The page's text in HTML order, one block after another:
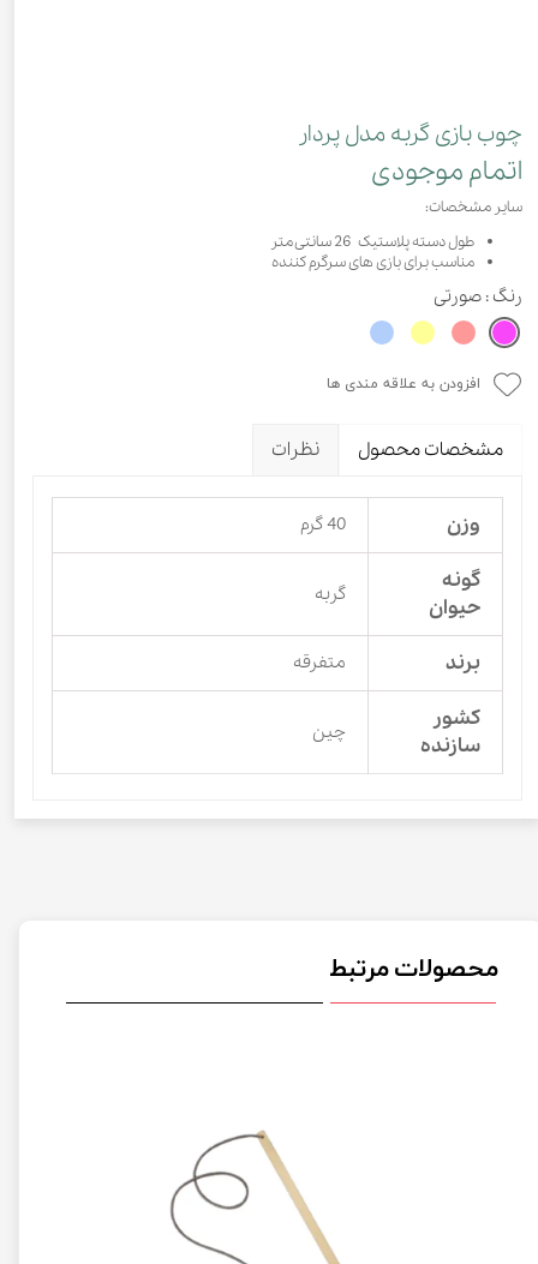
چوب بازی گربه مدل پردار
اتمام موجودی
سایر مشخصات:
طول دسته پلاستیک 26 سانتی متر
مناسب برای بازی های سرگرم کننده
رنگ : صورتی
افزودن به علاقه مندی ها
مشخصات محصول نظرات
وزن 40 گرم
گونه
حیوان
گربه
برند متفرقه
کشور
سازنده
چین
محصولات مرتبط